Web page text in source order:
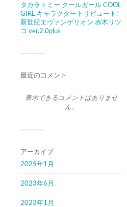
タカラトミー クールガール COOL
GIRL キャラクタートリビュート:
新世紀エヴァンゲリオン 赤木リツ
コ ver.2.0plus
最近のコメント
表示できるコメントはありませ
ん。
アーカイブ
2025年1月
2023年6月
2023年1月